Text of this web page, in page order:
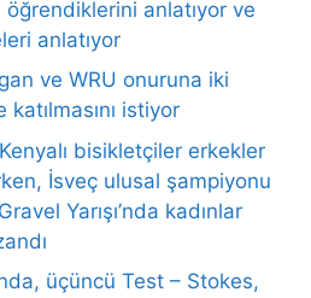
anlatıyor ve
anlatıyor
ve WRU onuruna iki
katılmasını istiyor
bisikletçiler erkekler
İsveç ulusal şampiyonu
Yarışı’nda kadınlar
üçüncü Test – Stokes,